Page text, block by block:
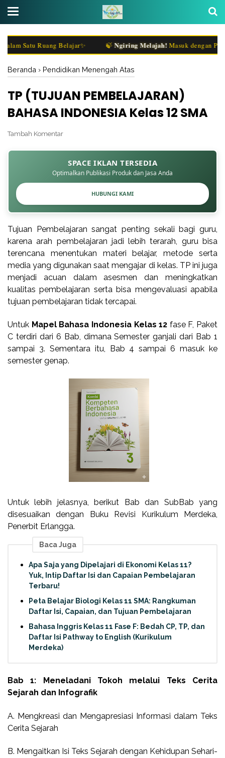
Satu Ruang Belajar✨ Ngiring Melajah!Masuk dengan
Beranda › Pendidikan Menengah Atas
TP (TUJUAN PEMBELAJARAN)
BAHASA INDONESIA Kelas 12 SMA
Tambah Komentar
SPACE IKLAN TERSEDIA
Optimalkan Publikasi Produk dan Jasa Anda
HUBUNGI KAMI
Tujuan Pembelajaran sangat penting sekali bagi guru,
karena arah pembelajaran jadi lebih terarah, guru bisa
terencana menentukan materi belajar, metode serta
media yang digunakan saat mengajar di kelas. TP ini juga
menjadi acuan dalam asesmen dan meningkatkan
kualitas pembelajaran serta bisa mengevaluasi apabila
tujuan pembelajaran tidak tercapai.
Untuk Mapel Bahasa Indonesia Kelas 12 fase F, Paket
C terdiri dari 6 Bab, dimana Semester ganjali dari Bab 1
sampai 3. Sementara itu, Bab 4 sampai 6 masuk ke
semester genap.
Untuk lebih jelasnya, berikut Bab dan SubBab yang
disesuaikan dengan Buku Revisi Kurikulum Merdeka,
Penerbit Erlangga.
Baca Juga
Apa Saja yang Dipelajari di Ekonomi Kelas 11?
Yuk, Intip Daftar Isi dan Capaian Pembelajaran
Terbaru!
Peta Belajar Biologi Kelas 11 SMA: Rangkuman
Daftar Isi, Capaian, dan Tujuan Pembelajaran
Bahasa Inggris Kelas 11 Fase F: Bedah CP, TP, dan
Daftar Isi Pathway to English (Kurikulum
Merdeka)
Bab 1: Meneladani Tokoh melalui Teks Cerita
Sejarah dan Infografik
A. Mengkreasi dan Mengapresiasi Informasi dalam Teks
Cerita Sejarah
B. Mengaitkan Isi Teks Sejarah dengan Kehidupan Sehari-